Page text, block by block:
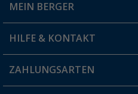
Filiale finden
MEIN BERGER
Vorteilskarte
Blog
HILFE & KONTAKT
FAQ & Kontakt
ZAHLUNGSARTEN